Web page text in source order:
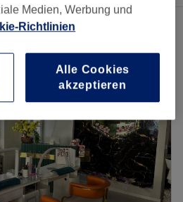
nagelstudio in Markt Schwaben, Bayern
Medien, Werbung und
Richtlinien
Alle Cookies
akzeptieren